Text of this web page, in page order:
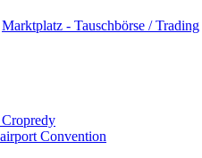
Marktplatz - Tauschbörse / Trading
Convention